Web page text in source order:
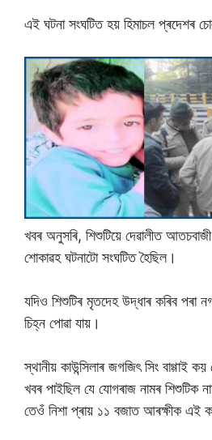
এই ঘটনা সংঘটিত হয় হিমাচল প্ৰদেশৰ
খবৰ অনুসৰি, শিশুটিয়ে দেৱালীত
শোকাৱহ ঘটনাটো সংঘটিত হৈছিল।
যদিও শিশুটিৰ মৃতদেহ উদ্ধাৰ কৰিব
চিহ্ন পোৱা যায়।
স্থানীয় কাউন্সিলাৰ জগজিৎ সিং বাগ্গাই
খবৰ পাইছিল যে যোগৰাজ নামৰ শিশুটিক
তেওঁ নিশা প্ৰায় ১১ বজাত আৰক্ষীক এই